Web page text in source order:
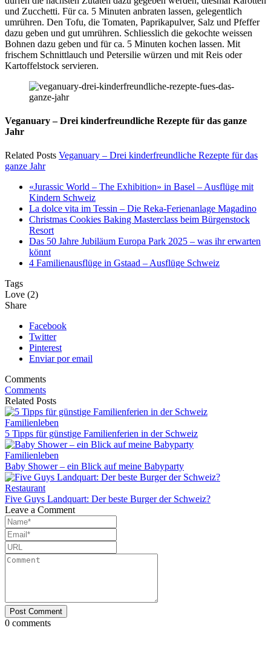
und Zucchetti. Für ca. 5 Minuten anbraten lassen, gelegentlich
umrühren. Den Tofu, die Tomaten, Paprikapulver, Salz und Pfeffer
dazu geben und gut umrühren. Schliesslich die gekochte weissen
Bohnen dazu geben und für ca. 5 Minuten kochen lassen. Mit
frischem Schnittlauch und Petersilie würzen und mit Reis oder
Kartoffelstock servieren.
Veganuary – Drei kinderfreundliche Rezepte für das ganze
Jahr
Related Posts Veganuary – Drei kinderfreundliche Rezepte für das
ganze Jahr
«Jurassic World – The Exhibition» in Basel – Ausflüge mit
Kindern Schweiz
La dolce vita im Tessin – Die Reka-Ferienanlage Magadino
Christmas Cookies Baking Masterclass beim Bürgenstock
Resort
Das 50 Jahre Jubiläum Europa Park 2025 – was ihr erwarten
könnt
4 Familienausflüge in Gstaad – Ausflüge Schweiz
Tags
Love (2)
Share
Facebook
Twitter
Pinterest
Enviar por email
Comments
Comments
Related Posts
Familienleben
5 Tipps für günstige Familienferien in der Schweiz
Familienleben
Baby Shower – ein Blick auf meine Babyparty
Restaurant
Five Guys Landquart: Der beste Burger der Schweiz?
Leave a Comment
0 comments